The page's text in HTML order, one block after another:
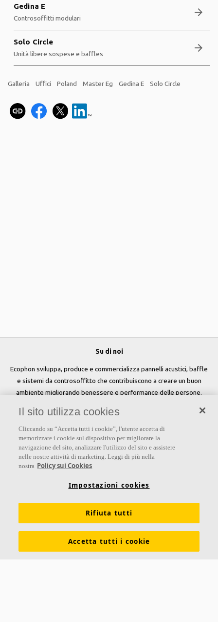
Gedina E
Controsoffitti modulari arrow_forward
Solo Circle
Unità libere sospese e baffles arrow_forward
Galleria Uffici Poland Master Eg Gedina E Solo Circle
Su di noi
Ecophon sviluppa, produce e commercializza pannelli acustici, baffle
e sistemi da controsoffitto che contribuiscono a creare un buon
ambiente migliorando benessere e performance delle persone.
Seguici
Links
Dichiarazioni di Performance Informazioni legali
Scarica le nostre brochure Segnalazioni Whistleblowing
Il sito utilizza cookies
Cliccando su “Accetta tutti i cookie”, l'utente accetta di
memorizzare i cookie sul dispositivo per migliorare la
navigazione del sito, analizzare l'utilizzo del sito e assistere
nelle nostre attività di marketing. Leggi di più nella
nostra Policy sui Cookies
Impostazioni cookies
Rifiuta tutti
Accetta tutti i cookie